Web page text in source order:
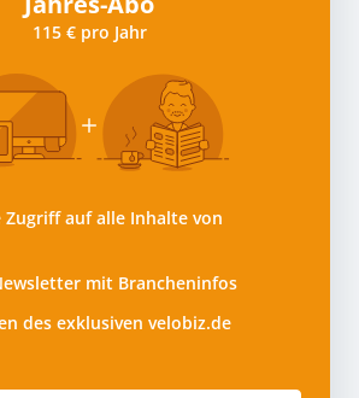
115 € pro Jahr
Zugriff auf alle Inhalte von
mit Brancheninfos
des exklusiven velobiz.de